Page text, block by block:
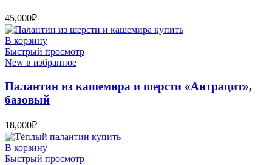
45,000₽
В корзину
Быстрый просмотр
New в избранное
Палантин из кашемира и шерсти «Антрацит»,
базовый
18,000₽
В корзину
Быстрый просмотр